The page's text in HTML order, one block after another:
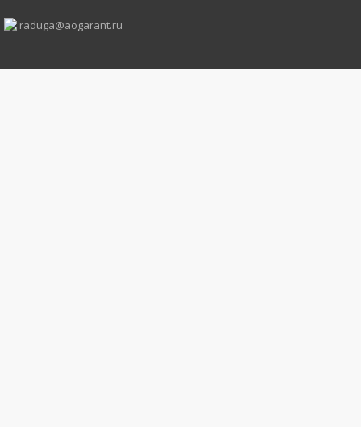
raduga@aogarant.ru